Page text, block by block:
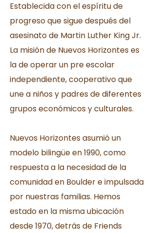
Establecida con el espíritu de
progreso que sigue después del
asesinato de Martin Luther King Jr.
La misión de Nuevos Horizontes es
la de operar un pre escolar
independiente, cooperativo que
une a niños y padres de diferentes
grupos económicos y culturales.
Nuevos Horizontes asumió un
modelo bilingüe en 1990, como
respuesta a la necesidad de la
comunidad en Boulder e impulsada
por nuestras familias. Hemos
estado en la misma ubicación
desde 1970, detrás de Friends